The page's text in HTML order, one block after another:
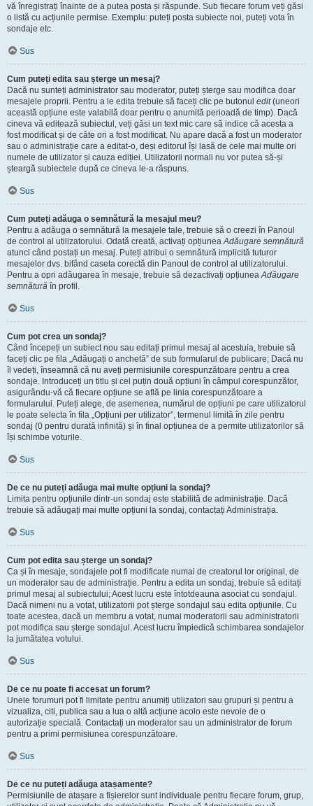
vă înregistrați înainte de a putea posta și răspunde. Sub fiecare forum veți găsi
o listă cu acțiunile permise. Exemplu: puteți posta subiecte noi, puteți vota în
sondaje etc.
Sus
Cum puteți edita sau șterge un mesaj?
Dacă nu sunteți administrator sau moderator, puteți șterge sau modifica doar
mesajele proprii. Pentru a le edita trebuie să faceți clic pe butonul edit(uneori
această opțiune este valabilă doar pentru o anumită perioadă de timp). Dacă
cineva vă editează subiectul, veți găsi un text mic care să indice că acesta a
fost modificat și de câte ori a fost modificat. Nu apare dacă a fost un moderator
sau o administrație care a editat-o, deși editorul își lasă de cele mai multe ori
numele de utilizator și cauza ediției. Utilizatorii normali nu vor putea să-și
șteargă subiectele după ce cineva le-a răspuns.
Sus
Cum puteți adăuga o semnătură la mesajul meu?
Pentru a adăuga o semnătură la mesajele tale, trebuie să o creezi în Panoul
de control al utilizatorului. Odată creată, activați opțiuneaAdăugare semnătură
atunci când postați un mesaj. Puteți atribui o semnătură implicită tuturor
mesajelor dvs. bifând caseta corectă din Panoul de control al utilizatorului.
Pentru a opri adăugarea în mesaje, trebuie să dezactivați opțiuneaAdăugare
semnătură în profil.
Sus
Cum pot crea un sondaj?
Când începeți un subiect nou sau editați primul mesaj al acestuia, trebuie să
faceți clic pe fila „Adăugați o anchetă” de sub formularul de publicare; Dacă nu
îl vedeți, înseamnă că nu aveți permisiunile corespunzătoare pentru a crea
sondaje. Introduceți un titlu și cel puțin două opțiuni în câmpul corespunzător,
asigurându-vă că fiecare opțiune se află pe linia corespunzătoare a
formularului. Puteți alege, de asemenea, numărul de opțiuni pe care utilizatorul
le poate selecta în fila „Opțiuni per utilizator”, termenul limită în zile pentru
sondaj (0 pentru durată infinită) și în final opțiunea de a permite utilizatorilor să
își schimbe voturile.
Sus
De ce nu puteți adăuga mai multe opțiuni la sondaj?
Limita pentru opțiunile dintr-un sondaj este stabilită de administrație. Dacă
trebuie să adăugați mai multe opțiuni la sondaj, contactați Administrația.
Sus
Cum pot edita sau șterge un sondaj?
Ca și în mesaje, sondajele pot fi modificate numai de creatorul lor original, de
un moderator sau de administrație. Pentru a edita un sondaj, trebuie să editați
primul mesaj al subiectului; Acest lucru este întotdeauna asociat cu sondajul.
Dacă nimeni nu a votat, utilizatorii pot șterge sondajul sau edita opțiunile. Cu
toate acestea, dacă un membru a votat, numai moderatorii sau administratorii
pot modifica sau șterge sondajul. Acest lucru împiedică schimbarea sondajelor
la jumătatea votului.
Sus
De ce nu poate fi accesat un forum?
Unele forumuri pot fi limitate pentru anumiți utilizatori sau grupuri și pentru a
vizualiza, citi, publica sau a lua o altă acțiune acolo este nevoie de o
autorizație specială. Contactați un moderator sau un administrator de forum
pentru a primi permisiunea corespunzătoare.
Sus
De ce nu puteți adăuga atașamente?
Permisiunile de atașare a fișierelor sunt individuale pentru fiecare forum, grup,